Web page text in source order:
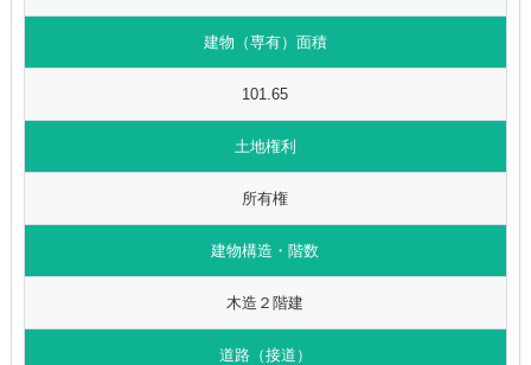
建物（専有）面積
101.65
土地権利
所有権
建物構造・階数
木造２階建
道路（接道）